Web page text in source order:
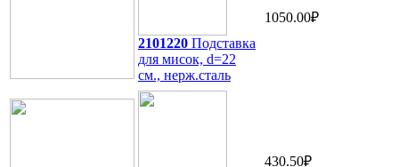
2101220 Подставка
для мисок, d=22
см., нерж.сталь
1050.00₽
430.50₽